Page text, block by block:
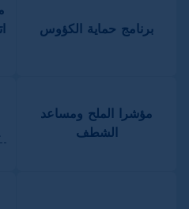
برنامج حماية الكؤوس
مؤشرا الملح ومساعد
الشطف